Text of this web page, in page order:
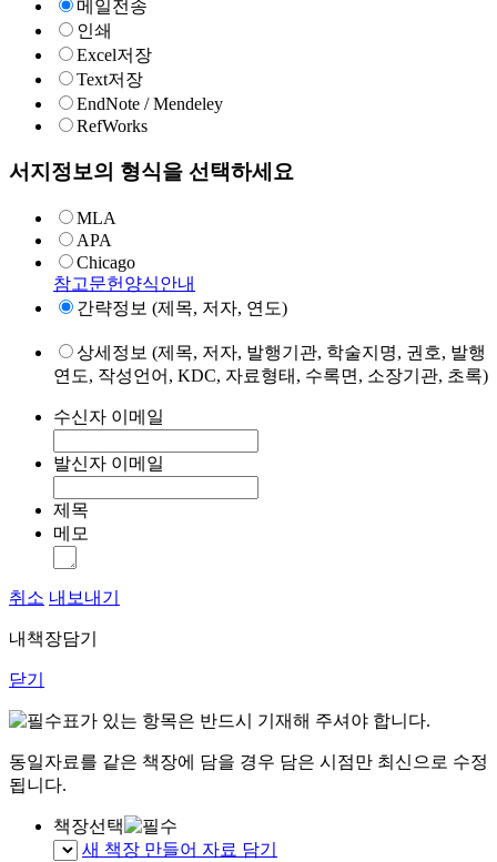
메일전송
인쇄
Excel저장
Text저장
EndNote / Mendeley
RefWorks
서지정보의 형식을 선택하세요
MLA
APA
Chicago
참고문헌양식안내
간략정보 (제목, 저자, 연도)
상세정보 (제목, 저자, 발행기관, 학술지명, 권호, 발행
연도, 작성언어, KDC, 자료형태, 수록면, 소장기관, 초록)
수신자 이메일
발신자 이메일
제목
메모
취소 내보내기
내책장담기
닫기
표가 있는 항목은 반드시 기재해 주셔야 합니다.
동일자료를 같은 책장에 담을 경우 담은 시점만 최신으로 수정
됩니다.
책장선택
새 책장 만들어 자료 담기